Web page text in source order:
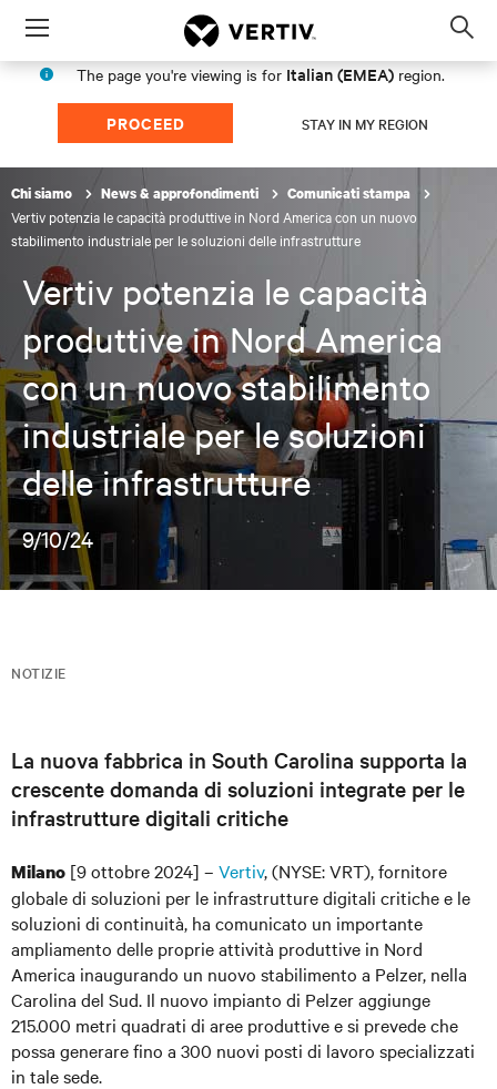
Menu
The page you're viewing is for Italian (EMEA) region.
PROCEED STAY IN MY REGION
Chi siamo News & approfondimenti Comunicati stampa
Vertiv potenzia le capacità produttive in Nord America con un nuovo
stabilimento industriale per le soluzioni delle infrastrutture
Vertiv potenzia le capacità
produttive in Nord America
con un nuovo stabilimento
industriale per le soluzioni
delle infrastrutture
9/10/24
NOTIZIE
La nuova fabbrica in South Carolina supporta la
crescente domanda di soluzioni integrate per le
infrastrutture digitali critiche
Milano [9 ottobre 2024] – Vertiv, (NYSE: VRT), fornitore
globale di soluzioni per le infrastrutture digitali critiche e le
soluzioni di continuità, ha comunicato un importante
ampliamento delle proprie attività produttive in Nord
America inaugurando un nuovo stabilimento a Pelzer, nella
Carolina del Sud. Il nuovo impianto di Pelzer aggiunge
215.000 metri quadrati di aree produttive e si prevede che
possa generare fino a 300 nuovi posti di lavoro specializzati
in tale sede.